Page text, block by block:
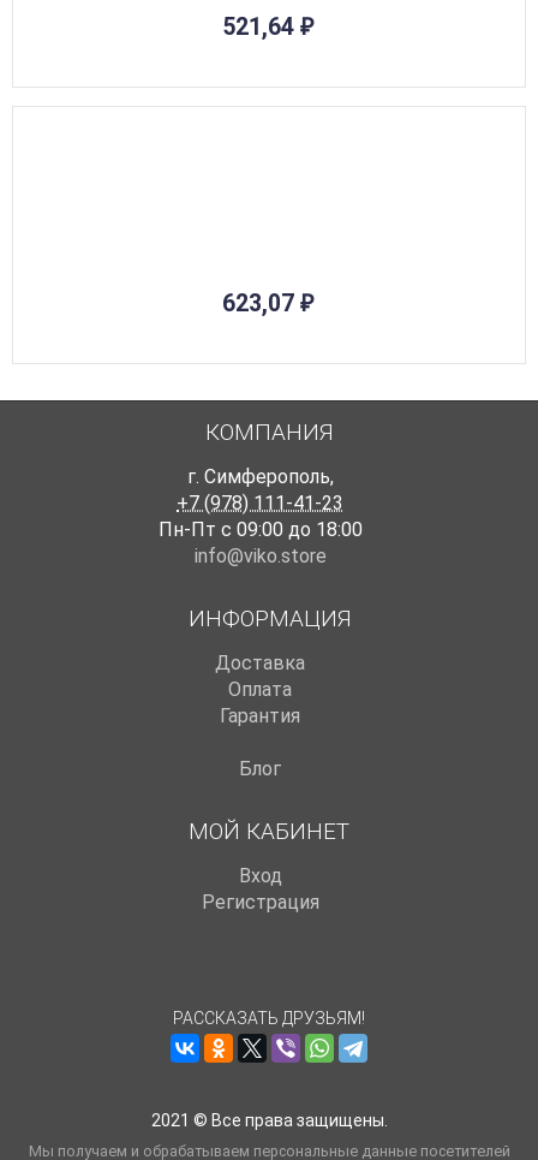
521,64 ₽
623,07 ₽
КОМПАНИЯ
г. Симферополь,
+7 (978) 111-41-23
Пн-Пт с 09:00 до 18:00
info@viko.store
ИНФОРМАЦИЯ
Доставка
Оплата
Гарантия
Блог
МОЙ КАБИНЕТ
Вход
Регистрация
РАССКАЗАТЬ ДРУЗЬЯМ!
2021 © Все права защищены.
Мы получаем и обрабатываем персональные данные посетителей